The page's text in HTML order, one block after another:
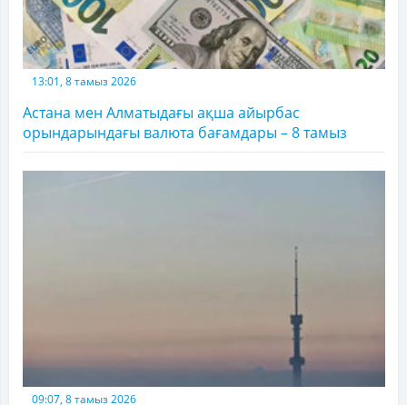
13:01, 8 тамыз 2026
Астана мен Алматыдағы ақша айырбас
орындарындағы валюта бағамдары – 8 тамыз
09:07, 8 тамыз 2026